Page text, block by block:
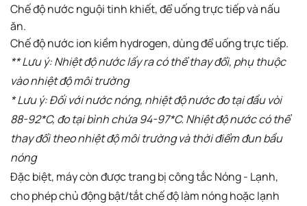
Chế độ nước nguội tinh khiết, để uống trực tiếp và nấu
ăn. ​
Chế độ nước ion kiềm hydrogen, dùng để uống trực tiếp.
** Lưu ý: Nhiệt độ nước lấy ra có thể thay đổi, phụ thuộc
vào nhiệt độ môi trường
* Lưu ý: Đối với nước nóng, nhiệt độ nước đo tại đầu vòi
88-92*C, đo tại bình chứa 94-97*C. Nhiệt độ nước có thể
thay đổi theo nhiệt độ môi trường và thời điểm đun bầu
nóng
Đặc biệt, máy còn được trang bị công tắc Nóng - Lạnh,
cho phép chủ động bật/tắt chế độ làm nóng hoặc lạnh